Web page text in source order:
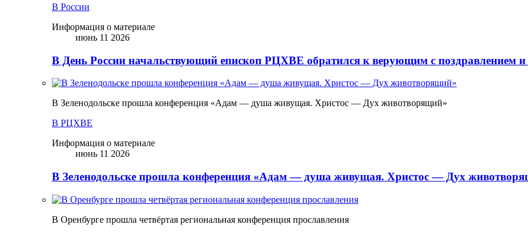
В России
Информация о материале
июнь 11 2026
В День России начальствующий епископ РЦХВЕ обратился к верующим с поздравлением
В Зеленодольске прошла конференция «Адам — душа живущая. Христос — Дух животворящий»
В РЦХВЕ
Информация о материале
июнь 11 2026
В Зеленодольске прошла конференция «Адам — душа живущая. Христос — Дух
В Оренбурге прошла четвёртая региональная конференция прославления